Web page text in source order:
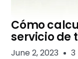
Cómo
servicio de
June 2, 2023 3